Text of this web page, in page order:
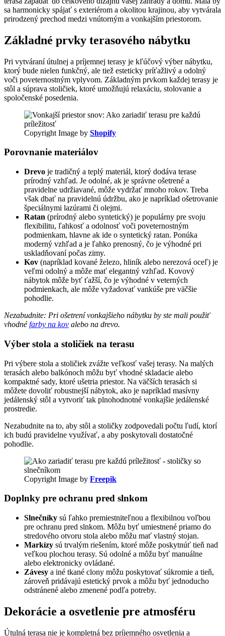
sa harmonicky spájať s exteriérom a okolitou krajinou, aby vytvárala
prirodzený prechod medzi vnútorným a vonkajším priestorom.
Základné prvky terasového nábytku
Pri vytváraní útulnej a príjemnej terasy je kľúčový výber nábytku,
ktorý bude nielen funkčný, ale tiež esteticky príťažlivý a odolný
voči poveternostným vplyvom. Základným prvkom každej terasy je
stôl a súprava stoličiek, ktoré umožňujú relaxáciu, stolovanie a
spoločenské posedenia.
Copyright Image by Shopify
Porovnanie materiálov
Drevo je tradičný a teplý materiál, ktorý dodáva terase
prírodný vzhľad. Je odolné, ak je správne ošetrené a
pravidelne udržiavané, môže vydržať mnoho rokov. Treba
však dbať na pravidelnú údržbu, ako je napríklad ošetrovanie
špeciálnymi lazúrami či olejmi.
Ratan (prírodný alebo syntetický) je populárny pre svoju
flexibilitu, ľahkosť a odolnosť voči poveternostným
podmienkam, hlavne ak ide o syntetický ratan. Ponúka
moderný vzhľad a je ľahko prenosný, čo je výhodné pri
uskladňovaní počas zimy.
Kov (napríklad kované železo, hliník alebo nerezová oceľ) je
veľmi odolný a môže mať elegantný vzhľad. Kovový
nábytok môže byť ťažší, čo je výhodné v veterných
podmienkach, ale môže vyžadovať vankúše pre väčšie
pohodlie.
Nezabudnite: Pri ošetrení vonkajšieho nábytku by ste mali použiť
vhodnéfarby na kov alebo na drevo.
Výber stola a stoličiek na terasu
Pri výbere stola a stoličiek zvážte veľkosť vašej terasy. Na malých
terasách alebo balkónoch môžu byť vhodné skladacie alebo
kompaktné sady, ktoré ušetria priestor. Na väčších terasách si
môžete dovoliť robustnejší nábytok, ako je napríklad masívny
jedálenský stôl a vytvoriť tak plnohodnotné vonkajšie jedálenské
prostredie.
Nezabudnite na to, aby stôl a stoličky zodpovedali počtu ľudí, ktorí
ich budú pravidelne využívať, a aby poskytovali dostatočné
pohodlie.
Copyright Image by Freepik
Doplnky pre ochranu pred slnkom
Slnečníky sú ľahko premiestniteľnou a flexibilnou voľbou
pre ochranu pred slnkom. Môžu byť umiestnené priamo do
stredového otvoru stola alebo môžu mať vlastný stojan.
Markízy sú trvalým riešením, ktoré môže poskytnúť tieň nad
veľkou plochou terasy. Sú odolné a môžu byť manuálne
alebo elektronicky ovládané.
Závesy a iné tkané clony môžu poskytovať súkromie a tieň,
zároveň pridávajú estetický prvok a môžu byť jednoducho
odstránené alebo zmenené podľa potreby.
Dekorácie a osvetlenie pre atmosféru
Útulná terasa nie je kompletná bez príjemného osvetlenia a